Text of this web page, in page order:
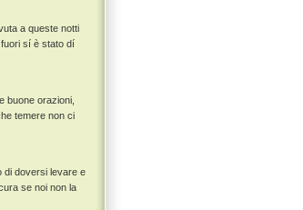
a queste notti
sí è stato dí
buone orazioni,
temere non ci
di doversi levare e
se noi non la